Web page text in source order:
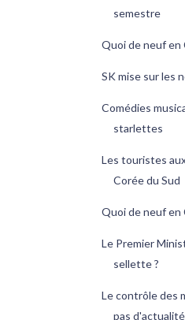
semestre
Quoi de neuf en
SK mise sur les
Comédies
starlettes
Les touristes
Corée du Sud
Quoi de neuf en
Le Premier
sellette ?
Le contrôle des
pas d'actualité